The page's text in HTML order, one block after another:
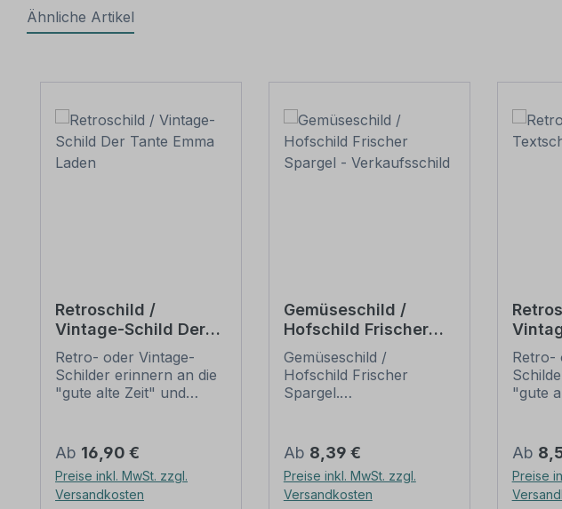
Ähnliche Artikel
Retroschild /
Vintage-Schild Der
Tante Emma Laden
Retro- oder Vintage-
Schilder erinnern an die
"gute alte Zeit" und
großer Beliebheit. Sind
diese Schilder im Original
nur schwer und häufig
nur zu horrenden Preise
Regulärer Preis:
Ab 16,90 €
Preise inkl. MwSt. zzgl.
Versandkosten
Gemüseschild /
Hofschild Frischer
Spargel -
Verkaufsschild
Gemüseschild /
Hofschild Frischer
Spargel.
Ihren Hof, den
Verkaufsstand oder
Ihren Hofladen. Wir
führen zahlreiche Obst-
Regulärer Preis:
Ab 8,39 €
Preise inkl. MwSt. zzgl.
Versandkosten
Bin im
Retro-
"gute
großer
diese
nur
nur zu
Ab
Preise